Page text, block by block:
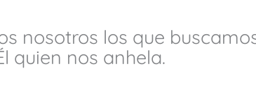
nosotros los que
quien nos anhela.